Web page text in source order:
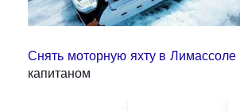
Снять моторную яхту в Лимассоле
капитаном